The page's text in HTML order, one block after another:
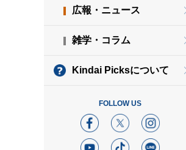
広報・ニュース
雑学・コラム
Kindai Picksについて
FOLLOW US